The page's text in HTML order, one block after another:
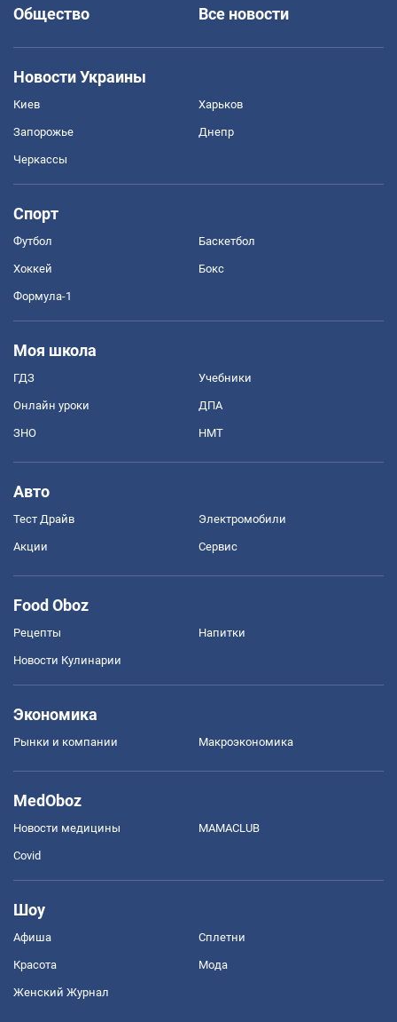
Общество
Все новости
Новости Украины
Киев Харьков
Запорожье Днепр
Черкассы
Спорт
Футбол Баскетбол
Хоккей Бокс
Формула-1
Моя школа
ГДЗ Учебники
Онлайн уроки ДПА
ЗНО НМТ
Авто
Тест Драйв Электромобили
Акции Сервис
Food Oboz
Рецепты Напитки
Новости Кулинарии
Экономика
Рынки и компании Mакроэкономика
MedOboz
Новости медицины MAMACLUB
Covid
Шоу
Афиша Сплетни
Красота Мода
Женский Журнал